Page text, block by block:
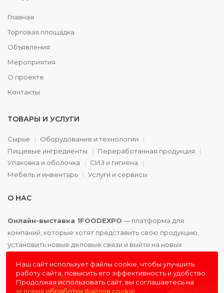
Главная
Торговая площадка
Объявления
Мероприятия
О проекте
Контакты
ТОВАРЫ И УСЛУГИ
Сырье
Оборудование и технологии
Пищевые ингредиенты
Переработанная продукция
Упаковка и оболочка
СИЗ и гигиена
Мебель и инвентарь
Услуги и сервисы
О НАС
Онлайн-выставка 1FOODEXPO — платформа для
компаний, которые хотят представить свою продукцию,
установить новые деловые связи и выйти на новых
Наш сайт использует файлы cookie, чтобы улучшить
работу сайта, повысить его эффективность и удобство.
Продолжая использовать сайт, вы соглашаетесь на
условия обработки файлов cookie